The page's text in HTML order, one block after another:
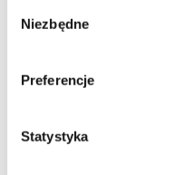
zgody
Niezbędne
Preferencje
Statystyka